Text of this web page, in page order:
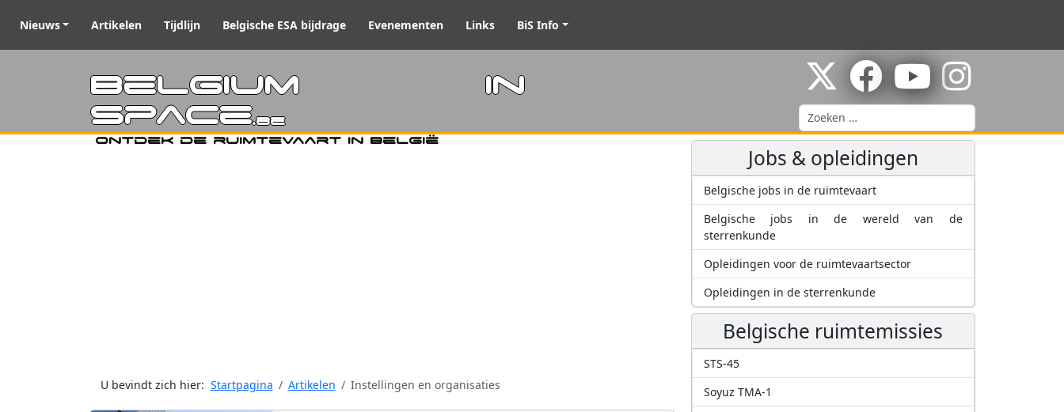
Nieuws Artikelen Tijdlijn Belgische ESA bijdrage Evenementen Links BiS Info
Belgium in
Space.be
Ontdek de ruimtevaart in België
Zoeken
U bevindt zich hier: Startpagina Artikelen Instellingen en organisaties
Jobs & opleidingen
Belgische jobs in de ruimtevaart
Belgische jobs in de wereld van de
sterrenkunde
Opleidingen voor de ruimtevaartsector
Opleidingen in de sterrenkunde
Belgische ruimtemissies
STS-45
Soyuz TMA-1